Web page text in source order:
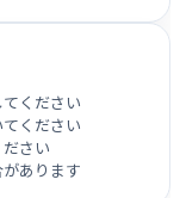
ください
ください
さい
あります